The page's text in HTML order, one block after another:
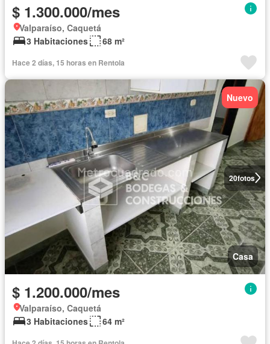
$ 1.300.000/mes
Valparaíso, Caquetá
3 Habitaciones
68 m²
Hace 2 días, 15 horas en Rentola
20fotos
Nuevo
Casa
$ 1.200.000/mes
Valparaíso, Caquetá
3 Habitaciones
64 m²